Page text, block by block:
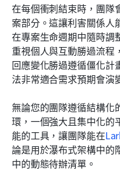
在每個衝刺結束時，團隊
案部分。這讓利害關係人
在專案生命週期中隨時調
重視個人與互動勝過流程
回應變化勝過遵循僵化計
法非常適合需求預期會演
無論您的團隊遵循結構化
環，一個強大且集中化的
能的工具，讓團隊能在
論是用於瀑布式架構中的
中的動態待辦清單。